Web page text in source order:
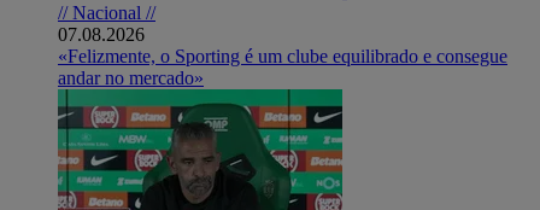
// Nacional //
07.08.2026
«Felizmente, o Sporting é um clube equilibrado e consegue
andar no mercado»